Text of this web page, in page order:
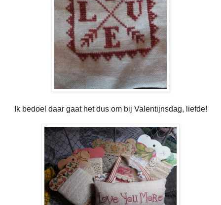
Ik bedoel daar gaat het dus om bij Valentijnsdag, liefde!